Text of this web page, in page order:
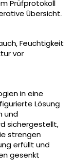
Prüfprotokoll
Übersicht.
Feuchtigkeit
vor
in eine
Lösung
und
sichergestellt,
strengen
erfüllt und
gesenkt